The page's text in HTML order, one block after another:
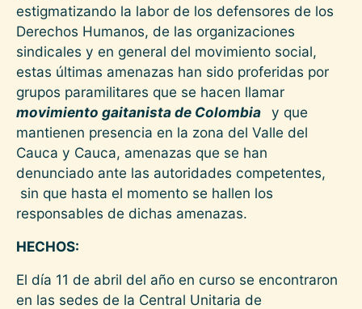
estigmatizando la labor de los defensores de los
Derechos Humanos, de las organizaciones
sindicales y en general del movimiento social,
estas últimas amenazas han sido proferidas por
grupos paramilitares que se hacen llamar
movimiento gaitanista de Colombia
y que
mantienen presencia en la zona del Valle del
Cauca y Cauca, amenazas que se han
denunciado ante las autoridades competentes,
sin que hasta el momento se hallen los
responsables de dichas amenazas.
HECHOS:
El día 11 de abril del año en curso se encontraron
en las sedes de la Central Unitaria de